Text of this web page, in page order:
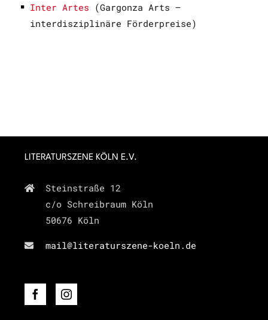
Inter Artes (Gargonza Arts –
interdisziplinäre Förderpreise)
LITERATURSZENE KÖLN E.V.
Steinstraße 12
c/o Schreibraum Köln
50676 Köln
mail@literaturszene-koeln.de